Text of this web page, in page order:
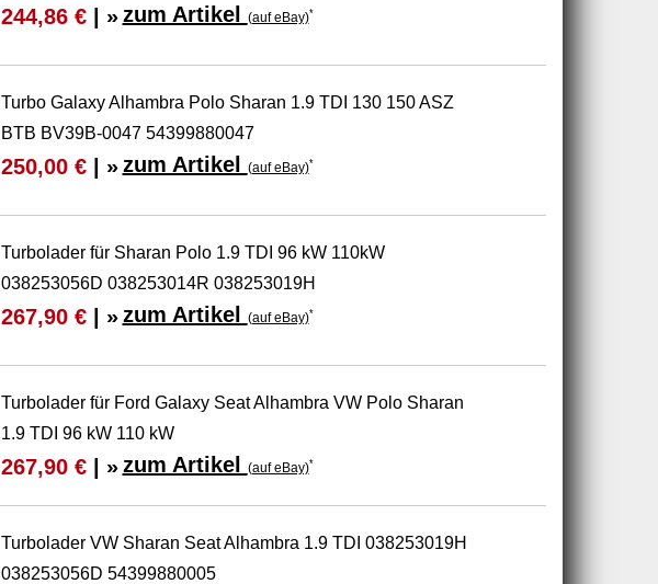
244,86 €| » zum Artikel (auf eBay)*
Turbo Galaxy Alhambra Polo Sharan 1.9 TDI 130 150 ASZ
BTB BV39B-0047 54399880047
250,00 €| » zum Artikel (auf eBay)*
Turbolader für Sharan Polo 1.9 TDI 96 kW 110kW
038253056D 038253014R 038253019H
267,90 €| » zum Artikel (auf eBay)*
Turbolader für Ford Galaxy Seat Alhambra VW Polo Sharan
1.9 TDI 96 kW 110 kW
267,90 €| » zum Artikel (auf eBay)*
Turbolader VW Sharan Seat Alhambra 1.9 TDI 038253019H
038253056D 54399880005